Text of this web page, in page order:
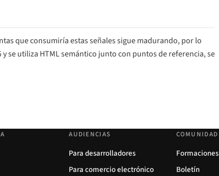
que consumiría estas señales sigue madurando, por lo
se utiliza HTML semántico junto con puntos de referencia, se
AUDIENCIAS
Para desarrolladores
Para comercio electrónico
COMUNIDAD
Formaciones
Boletín